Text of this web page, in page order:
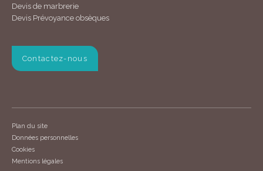
Devis de marbrerie
Devis Prévoyance obsèques
Contactez-nous
Plan du site
Données personnelles
Cookies
Mentions légales